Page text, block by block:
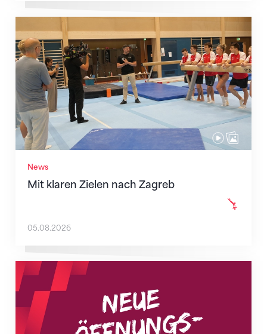
News
Mit klaren Zielen nach Zagreb
Mit klaren Zielen nach Zagreb
05.08.2026
Neue Empfangszeiten ab 1. August 2026